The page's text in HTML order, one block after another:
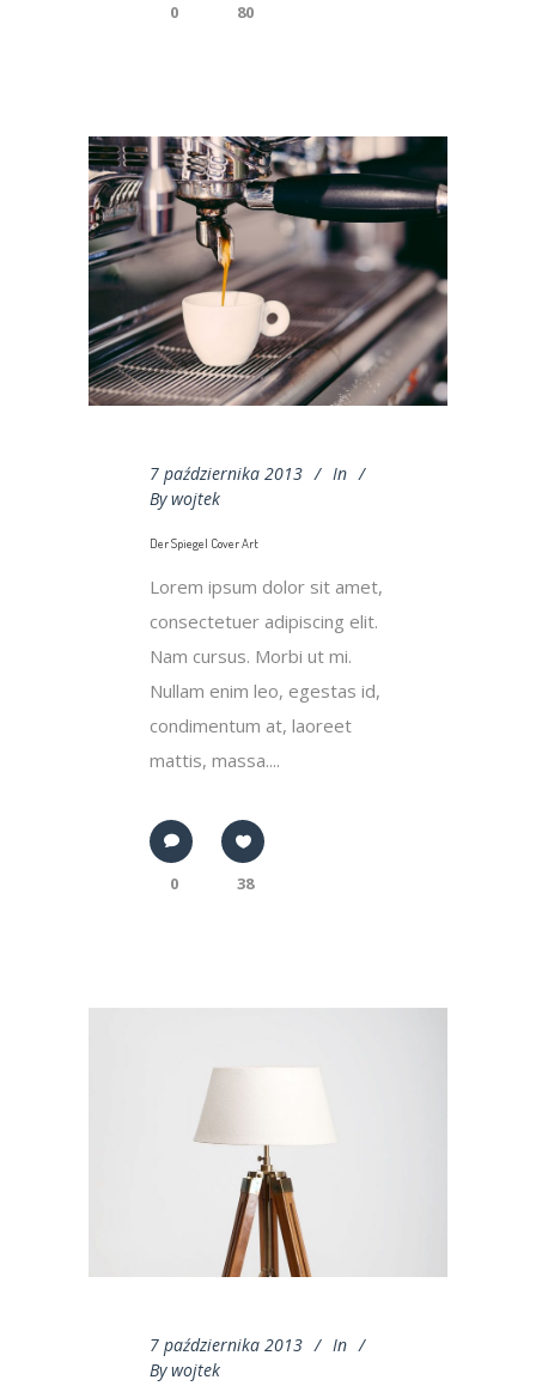
0 80
7 października 2013
In
By wojtek
Der Spiegel Cover Art
Lorem ipsum dolor sit amet,
consectetuer adipiscing elit.
Nam cursus. Morbi ut mi.
Nullam enim leo, egestas id,
condimentum at, laoreet
mattis, massa....
0 38
7 października 2013
In
By wojtek